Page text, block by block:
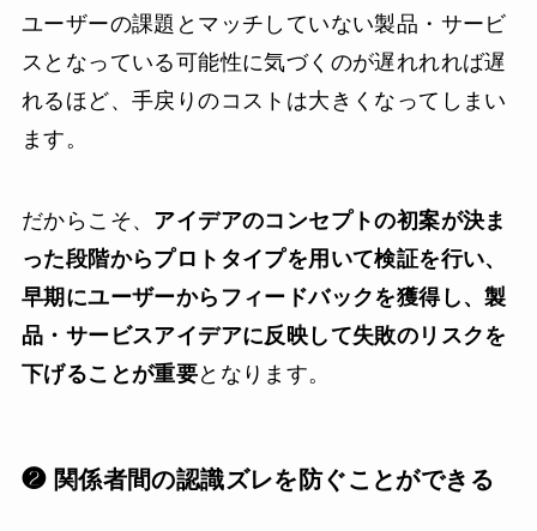
ユーザーの課題とマッチしていない製品・サービ
スとなっている可能性に気づくのが遅れれれば遅
れるほど、手戻りのコストは大きくなってしまい
ます。
だからこそ、 アイデアのコンセプトの初案が決ま
った段階からプロトタイプを用いて検証を行い、
早期にユーザーからフィードバックを獲得し、製
品・サービスアイデアに反映して失敗のリスクを
下げることが重要となります。
❷ 関係者間の認識ズレを防ぐことができる